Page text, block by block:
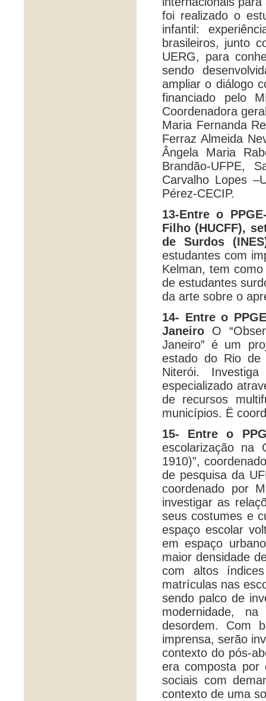
foi realizado o
infantil:
brasileiros, junto
UERG, para
sendo
ampliar o diálogo
financiado pelo
Coordenadora
Maria Fernanda
Ferraz Almeida
Ângela Maria
Brandão-UFPE,
Carvalho Lopes
Pérez-CECIP.
13-Entre o
Filho (HUCFF),
de Surdos
estudantes com
Kelman, tem
de estudantes
da arte sobre o
14- Entre o
Janeiro O
Janeiro” é um
estado do Rio de
Niterói.
especializado
de recursos
municípios. Ë
15- Entre o
escolarização na
1910)”,
de pesquisa da
coordenado por
investigar as
seus costumes e
espaço escolar
em espaço
maior densidade
com altos
matrículas nas
sendo palco de
modernidade,
desordem. Com
imprensa, serão
contexto do pós-
era composta por
sociais com
contexto de uma